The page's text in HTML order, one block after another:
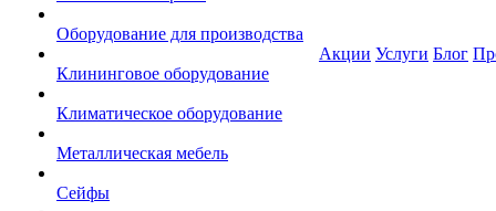
Оборудование для производства
Клининговое оборудование
Климатическое оборудование
Металлическая мебель
Сейфы
Акции Услуги Блог